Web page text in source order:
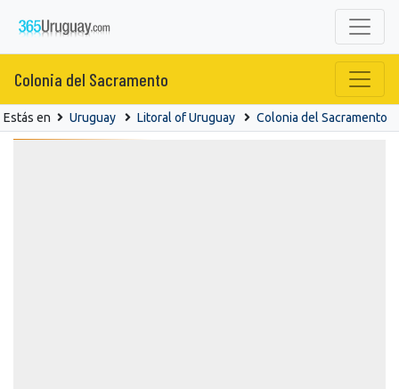
Colonia del Sacramento
Estás en Uruguay Litoral of Uruguay Colonia del Sacramento